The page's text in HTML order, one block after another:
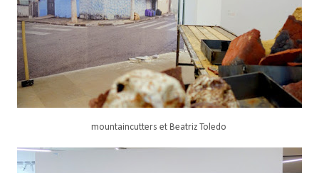
mountaincutters et Beatriz Toledo